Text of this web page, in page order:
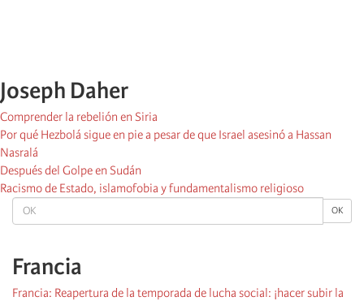
OK OK
Francia
Francia: Reapertura de la temporada de lucha social: ¡hacer subir la
Joseph Daher
Comprender la rebelión en Siria
Por qué Hezbolá sigue en pie a pesar de que Israel asesinó a Hassan
Nasralá
Después del Golpe en Sudán
Racismo de Estado, islamofobia y fundamentalismo religioso